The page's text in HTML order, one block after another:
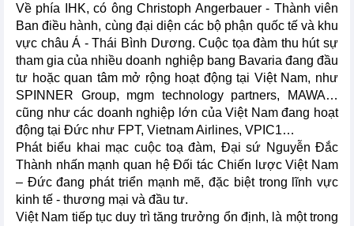
Về phía IHK, có ông Christoph Angerbauer - Thành viên
Ban điều hành, cùng đại diện các bộ phận quốc tế và khu
vực châu Á - Thái Bình Dương. Cuộc tọa đàm thu hút sự
tham gia của nhiều doanh nghiệp bang Bavaria đang đầu
tư hoặc quan tâm mở rộng hoạt động tại Việt Nam, như
SPINNER Group, mgm technology partners, MAWA…
cũng như các doanh nghiệp lớn của Việt Nam đang hoạt
động tại Đức như FPT, Vietnam Airlines, VPIC1…
Phát biểu khai mạc cuộc toạ đàm, Đại sứ Nguyễn Đắc
Thành nhấn mạnh quan hệ Đối tác Chiến lược Việt Nam
– Đức đang phát triển mạnh mẽ, đặc biệt trong lĩnh vực
kinh tế - thương mại và đầu tư.
Việt Nam tiếp tục duy trì tăng trưởng ổn định, là một trong